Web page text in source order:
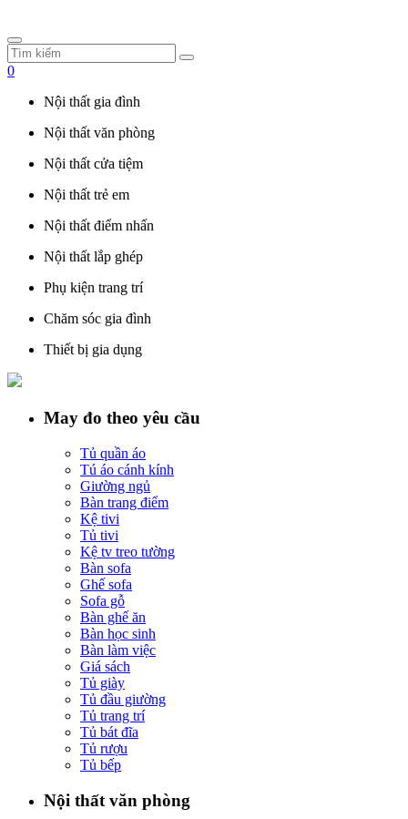
0
Nội thất gia đình
Nội thất văn phòng
Nội thất cửa tiệm
Nội thất trẻ em
Nội thất điểm nhấn
Nội thất lắp ghép
Phụ kiện trang trí
Chăm sóc gia đình
Thiết bị gia dụng
May đo theo yêu cầu
Tủ quần áo
Tú áo cánh kính
Giường ngủ
Bàn trang điểm
Kệ tivi
Tủ tivi
Kệ tv treo tường
Bàn sofa
Ghế sofa
Sofa gỗ
Bàn ghế ăn
Bàn học sinh
Bàn làm việc
Giá sách
Tủ giày
Tủ đầu giường
Tủ trang trí
Tủ bát đĩa
Tủ rượu
Tủ bếp
Nội thất văn phòng